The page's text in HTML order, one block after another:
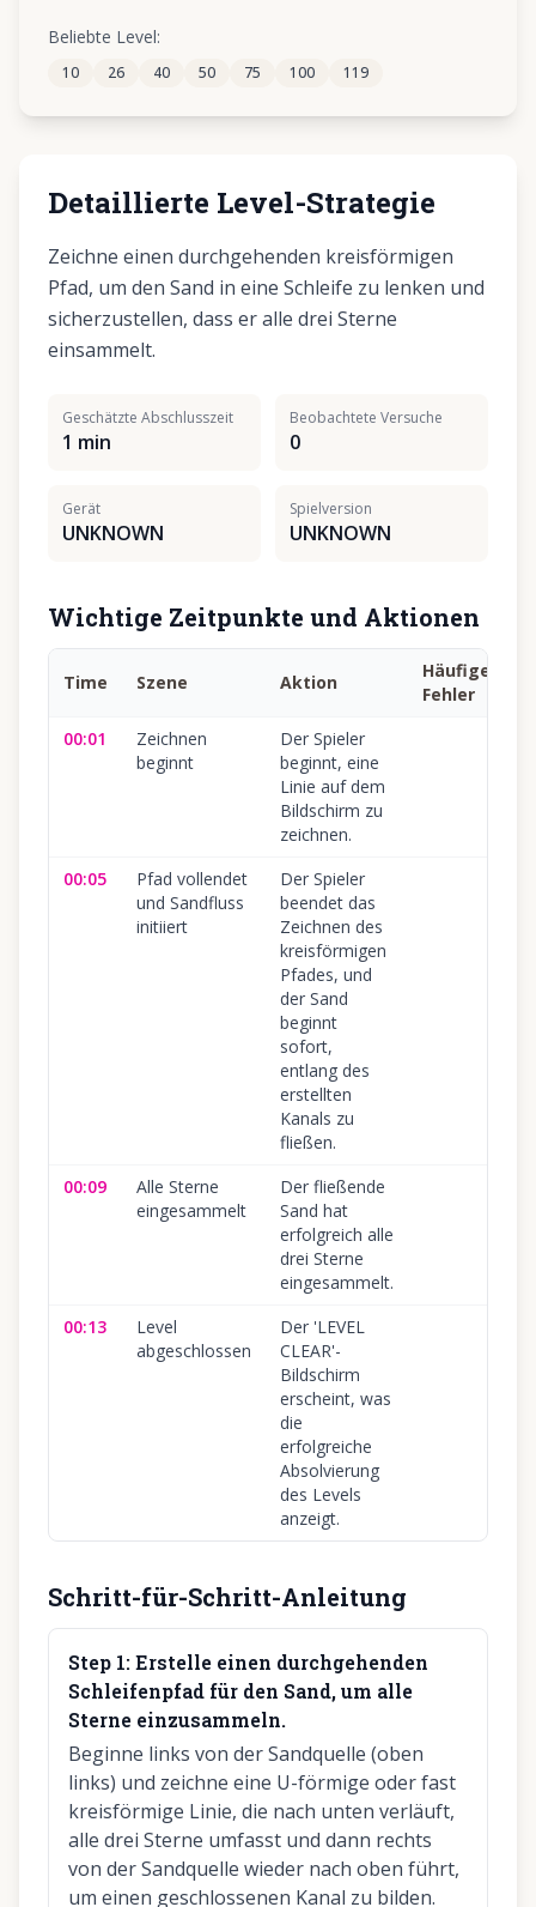
266
271 272 273 274
Beliebte Level:
10 26 40 50 75 100 119
Detaillierte Level-Strategie
Zeichne einen durchgehenden kreisförmigen
Pfad, um den Sand in eine Schleife zu lenken und
sicherzustellen, dass er alle drei Sterne
einsammelt.
Geschätzte Abschlusszeit
1 min
Beobachtete Versuche
0
Gerät
UNKNOWN
Spielversion
UNKNOWN
Wichtige Zeitpunkte und Aktionen
Time Szene Aktion
Häufiger
Fehler
00:01
Zeichnen
beginnt
Der Spieler
beginnt, eine
Linie auf dem
Bildschirm zu
zeichnen.
00:05
Pfad vollendet
und Sandfluss
initiiert
Der Spieler
beendet das
Zeichnen des
kreisförmigen
Pfades, und
der Sand
beginnt
sofort,
entlang des
erstellten
Kanals zu
fließen.
00:09
Alle Sterne
eingesammelt
Der fließende
Sand hat
erfolgreich alle
drei Sterne
eingesammelt.
00:13
Level
abgeschlossen
Der 'LEVEL
CLEAR'-
Bildschirm
erscheint, was
die
erfolgreiche
Absolvierung
des Levels
anzeigt.
Schritt-für-Schritt-Anleitung
Step 1:Erstelle einen durchgehenden
Schleifenpfad für den Sand, um alle
Sterne einzusammeln.
Beginne links von der Sandquelle (oben
links) und zeichne eine U-förmige oder fast
kreisförmige Linie, die nach unten verläuft,
alle drei Sterne umfasst und dann rechts
von der Sandquelle wieder nach oben führt,
um einen geschlossenen Kanal zu bilden.